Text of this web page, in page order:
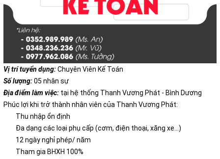
Vị trí tuyển dụng:Chuyên Viên Kế Toán
Số lượng:05 nhân sự
Địa điểm làm việc: tại hệ thống Thanh Vương Phát - Bình Dương
Phúc lợi khi trở thành nhân viên của Thanh Vương Phát:
Thu nhập ổn định
Đa dạng các loại phụ cấp (cơm, điện thoại, xăng xe...)
12 ngày nghỉ phép/ năm
Tham gia BHXH 100%